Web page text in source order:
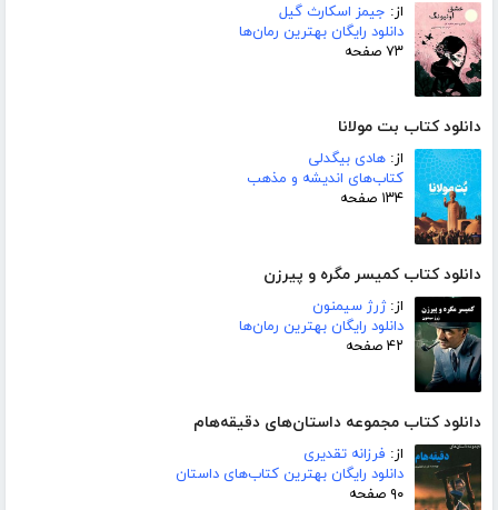
از: جیمز اسکارث گیل
دانلود رایگان بهترین رمان‌ها
۷۳ صفحه
دانلود کتاب بت مولانا
از: هادی بیگدلی
کتاب‌های اندیشه و مذهب
۱۳۴ صفحه
دانلود کتاب کمیسر مگره و پیرزن
از:ژرژ سیمنون
دانلود رایگان بهترین رمان‌ها
۴۲ صفحه
دانلود کتاب مجموعه داستان‌های دقیقه‌هام
از: فرزانه تقدیری
دانلود رایگان بهترین کتاب‌های داستان
۹۰ صفحه